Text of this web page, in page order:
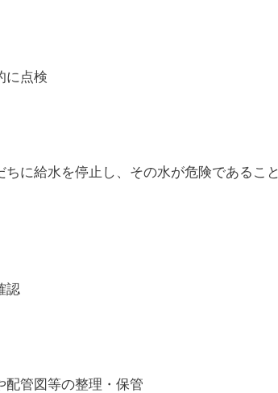
に点検
に給水を停止し、その水が危険である
認
配管図等の整理・保管